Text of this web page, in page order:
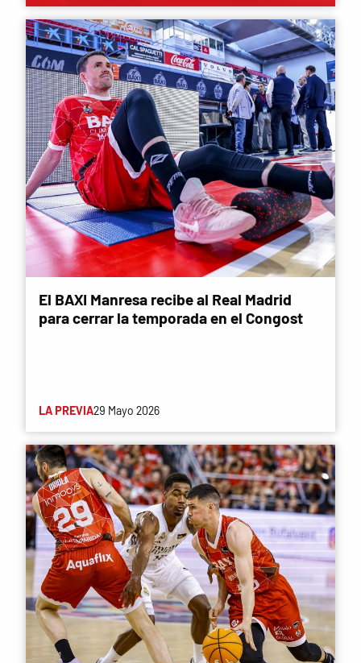
El BAXI Manresa recibe al Real Madrid
para cerrar la temporada en el Congost
LA PREVIA29 Mayo 2026